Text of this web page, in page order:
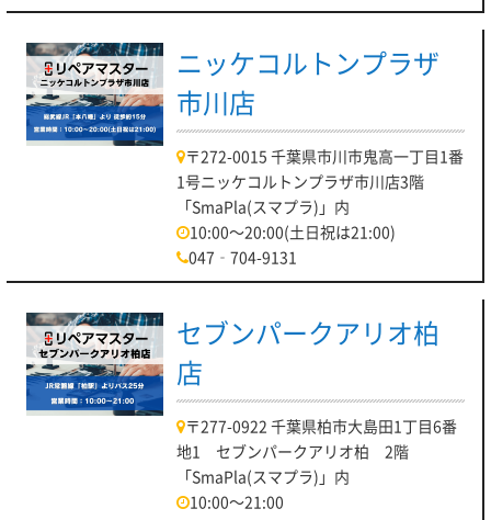
ニッケコルトンプラザ
市川店
〒272-0015 千葉県市川市鬼高一丁目1番
1号ニッケコルトンプラザ市川店3階
「SmaPla(スマプラ)」内
10:00～20:00(土日祝は21:00)
047‐704-9131
セブンパークアリオ柏
店
〒277-0922 千葉県柏市大島田1丁目6番
地1 セブンパークアリオ柏 2階
「SmaPla(スマプラ)」内
10:00～21:00